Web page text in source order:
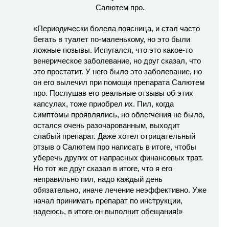
«Периодически болела поясница, и стал часто
бегать в туалет по-маленькому, но это были
ложные позывы. Испугался, что это какое-то
венерическое заболевание, но друг сказал, что
это простатит. У него было это заболевание, но
он его вылечил при помощи препарата Салютем
про. Послушав его реальные отзывы об этих
капсулах, тоже приобрел их. Пил, когда
симптомы проявлялись, но облегчения не было,
остался очень разочарованным, выходит
слабый препарат. Даже хотел отрицательный
отзыв о Салютем про написать в итоге, чтобы
уберечь других от напрасных финансовых трат.
Но тот же друг сказал в итоге, что я его
неправильно пил, надо каждый день
обязательно, иначе лечение неэффективно. Уже
начал принимать препарат по инструкции,
надеюсь, в итоге он выполнит обещания!»